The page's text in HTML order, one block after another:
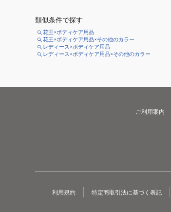
類似条件で探す
花王×ボディケア用品
花王×ボディケア用品×その他のカラー
レディース×ボディケア用品
レディース×ボディケア用品×その他のカラー
ご利用案内
利用規約 特定商取引法に基づく表記